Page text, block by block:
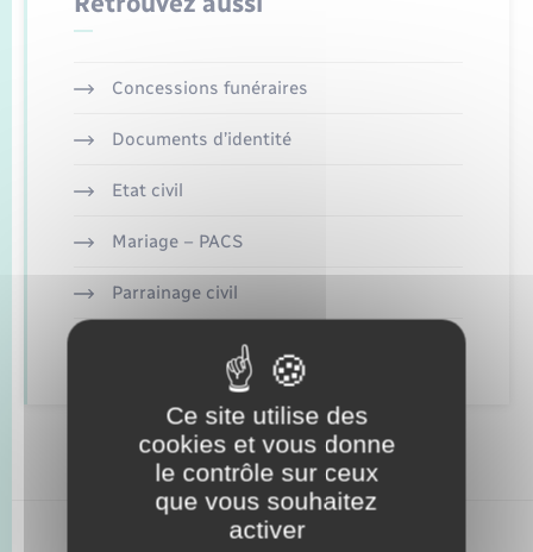
Recensement
Concessions funéraires
Documents d’identité
Etat civil
Mariage – PACS
Parrainage civil
Ce site utilise des
cookies et vous donne
le contrôle sur ceux
que vous souhaitez
activer